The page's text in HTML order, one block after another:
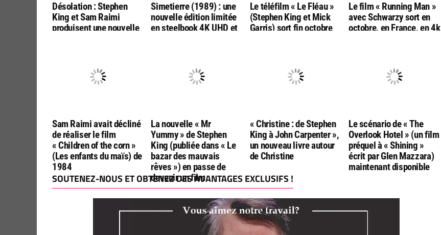
Désolation : Stephen
King et Sam Raimi
produisent une nouvelle
Bloodlines »
Simetierre (1989) : une
nouvelle édition limitée
en steelbook 4K UHD et
Le téléfilm « Le Fléau »
(Stephen King et Mick
Garris) sort fin octobre
Le film « Running Man »
avec Schwarzy sort en
octobre, en France, en 4k
Sam Raimi avait décliné
de réaliser le film
« Children of the corn »
(Les enfants du maïs) de
1984
La nouvelle « Mr
Yummy » de Stephen
King (publiée dans « Le
bazar des mauvais
rêves ») en passe de
devenir un film
« Christine : de Stephen
King à John Carpenter »,
un nouveau livre autour
de Christine
Le scénario de « The
Overlook Hotel » (un film
préquel à « Shining »
écrit par Glen Mazzara)
maintenant disponible
SOUTENEZ-NOUS ET OBTENEZ DES AVANTAGES EXCLUSIFS !